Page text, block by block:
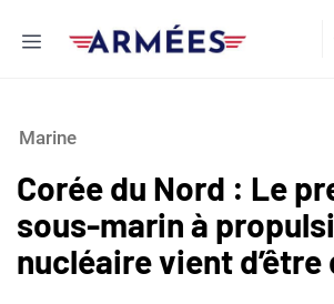
Menu
Marine
Corée du Nord : Le
sous-marin à
nucléaire vient d’être